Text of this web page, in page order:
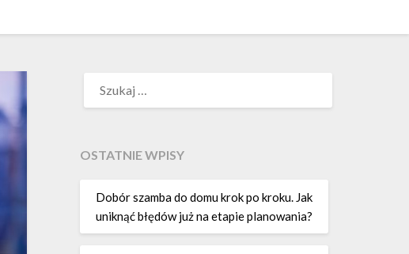
OSTATNIE WPISY
Dobór szamba do domu krok po kroku. Jak
uniknąć błędów już na etapie planowania?